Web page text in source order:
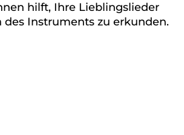
hilft, Ihre Lieblingslieder
Instruments zu erkunden.